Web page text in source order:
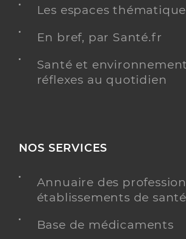
Les espaces
En bref, par Santé.fr
Santé et
réflexes au quotidien
NOS SERVICES
Annuaire des
établissements de santé
Base de médicaments